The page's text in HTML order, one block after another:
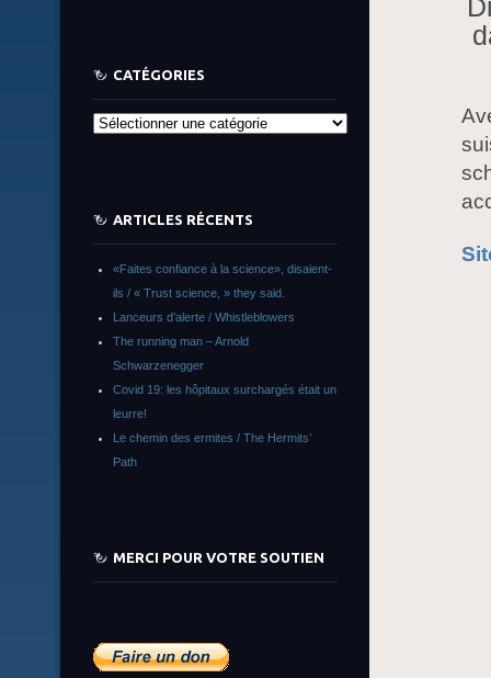
CATÉGORIES
Catégories
ARTICLES RÉCENTS
«Faites confiance à la science», disaient-
ils / « Trust science, » they said.
Lanceurs d’alerte / Whistleblowers
The running man – Arnold
Schwarzenegger
Covid 19: les hôpitaux surchargés était un
leurre!
Le chemin des ermites / The Hermits’
Path
MERCI POUR VOTRE SOUTIEN